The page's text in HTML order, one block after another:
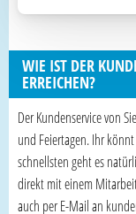
WIE IST DER
ERREICHEN?
Der Kundenservice von
und Feiertagen. Ihr
schnellsten geht es
direkt mit einem
auch per E-Mail an